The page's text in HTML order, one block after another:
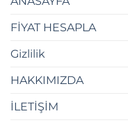
FİYAT HESAPLA
Gizlilik
HAKKIMIZDA
İLETİŞİM